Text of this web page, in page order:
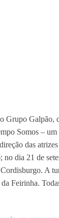
Grupo Galpão,
Somos –
das
dia 21 de
A
Feirinha.